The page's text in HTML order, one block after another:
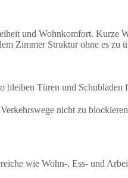
und Wohnkomfort. Kurze
Zimmer Struktur ohne es zu
bleiben Türen und Schubladen
nicht zu
wie Wohn-, Ess- und